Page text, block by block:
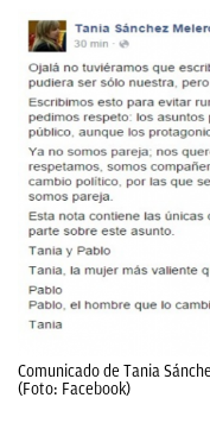
Comunicado de Tania
(Foto: Facebook)